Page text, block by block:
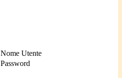
Nome Utente
Password